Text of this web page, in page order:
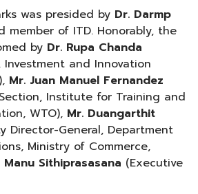
was presided by Dr. Darmp
member of ITD. Honorably, the
by Dr. Rupa Chanda
and Innovation
Mr. Juan Manuel Fernandez
Institute for Training and
WTO), Mr. Duangarthit
Director-General, Department
Ministry of Commerce,
Manu Sithiprasasana (Executive